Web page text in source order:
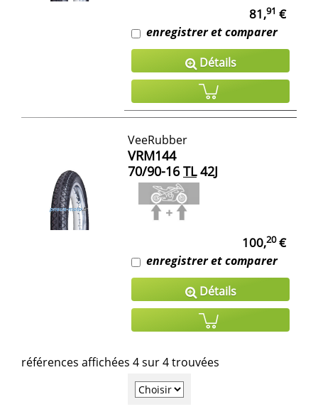
81,91 €
enregistrer et comparer
Détails
VeeRubber
VRM144
70/90-16 TL42J
100,20€
enregistrer et comparer
Détails
références affichées 4 sur 4 trouvées